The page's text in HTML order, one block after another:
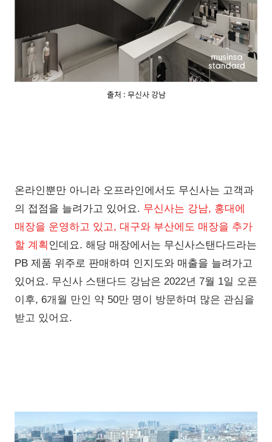
출처 : 무신사 강남
온라인뿐만 아니라 오프라인에서도 무신사는 고객과
의 접점을 늘려가고 있어요. 무신사는 강남, 홍대에
매장을 운영하고 있고, 대구와 부산에도 매장을 추가
할 계획 인데요. 해당 매장에서는 무신사스탠다드라는
PB 제품 위주로 판매하며 인지도와 매출을 늘려가고
있어요. 무신사 스탠다드 강남은 2022년 7월 1일 오픈
이후, 6개월 만인 약 50만 명이 방문하며 많은 관심을
받고 있어요.